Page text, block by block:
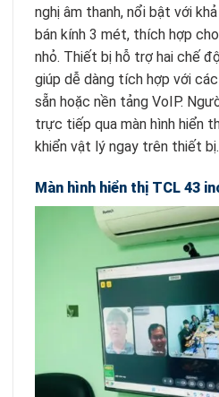
nghị âm thanh, nổi bật với
bán kính 3 mét, thích hợp
nhỏ. Thiết bị hỗ trợ hai chế
giúp dễ dàng tích hợp với
sẵn hoặc nền tảng VoIP.
trực tiếp qua màn hình hiển
khiển vật lý ngay trên thiết bị.
Màn hình hiển thị TCL 43